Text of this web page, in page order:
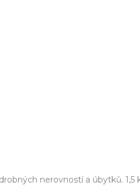
nerovností a úbytků. 1,5